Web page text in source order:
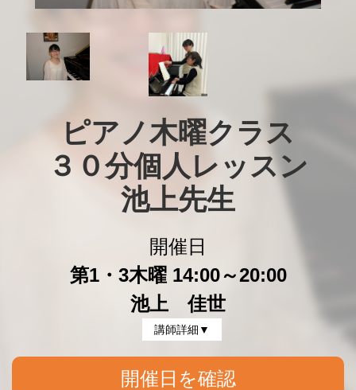
ピアノ木曜クラス
３０分個人レッスン
池上先生
開催日
第1・3木曜 14:00～20:00
池上 佳世
講師詳細▼
開催日を確認